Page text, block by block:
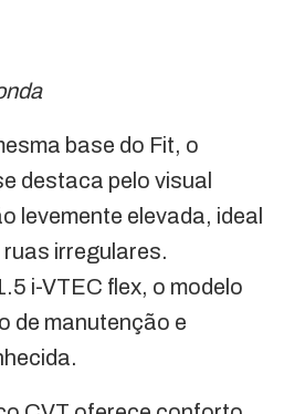
base do Fit, o
destaca pelo visual
levemente elevada, ideal
irregulares.
i-VTEC flex, o modelo
de manutenção e